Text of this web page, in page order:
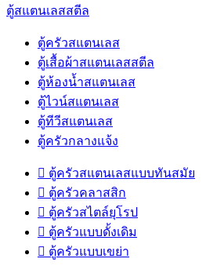
ตู้สแตนเลสสตีล
ตู้ครัวสแตนเลส
ตู้เสื้อผ้าสแตนเลสสตีล
ตู้ห้องน้ำสแตนเลส
ตู้ไวน์สแตนเลส
ตู้ทีวีสแตนเลส
ตู้ครัวกลางแจ้ง
 ตู้ครัวสแตนเลสแบบทันสมัย
 ตู้ครัวคลาสสิก
 ตู้ครัวสไตล์ยุโรป
 ตู้ครัวแบบดั้งเดิม
 ตู้ครัวแบบเขย่า